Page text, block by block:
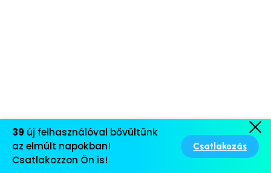
39 új felhasználóval bővültünk
az elmúlt napokban!
Csatlakozzon Ön is!
Csatlakozás